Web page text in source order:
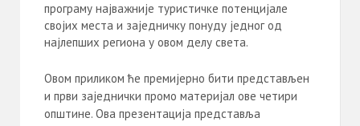
програму најважније туристичке потенцијале
својих места и заједничку понуду једног од
најлепших региона у овом делу света.
Овом приликом ће премијерно бити представљен
и први заједнички промо материјал ове четири
општине. Ова презентација представља